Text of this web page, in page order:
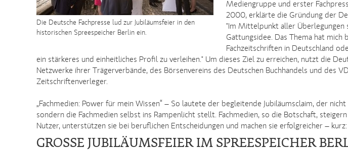
Die Deutsche Fachpresse lud zur Jubiläumsfeier in den
historischen Spreespeicher Berlin ein.
Mediengruppe und erster
2000, erklärte die Gründung der
"Im Mittelpunkt aller Überlegungen
Gattungsidee. Das Thema hat mich
Fachzeitschriften in Deutschland
ein stärkeres und einheitliches Profil zu verleihen." Um dieses Ziel zu erreichen, nutzt die
Netzwerke ihrer Trägerverbände, des Börsenvereins des Deutschen Buchhandels und des
Zeitschriftenverleger.
„Fachmedien: Power für mein Wissen“ – So lautete der begleitende Jubiläumsclaim, der
sondern die Fachmedien selbst ins Rampenlicht stellt. Fachmedien, so die Botschaft,
Nutzer, unterstützen sie bei beruflichen Entscheidungen und machen sie erfolgreicher –
GROSSE JUBILÄUMSFEIER IM SPREESPEICHER